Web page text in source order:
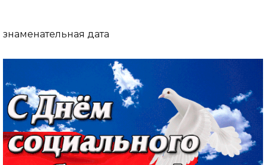
знаменательная дата